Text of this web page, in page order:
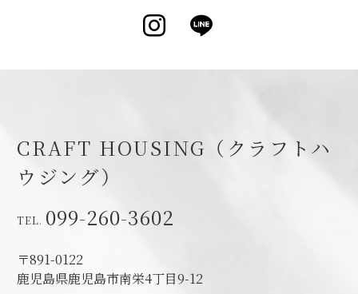
Instagram
CRAFT HOUSING（クラフトハ
ウジング）
099-260-3602
〒891-0122
鹿児島県鹿児島市南栄4丁目9-12